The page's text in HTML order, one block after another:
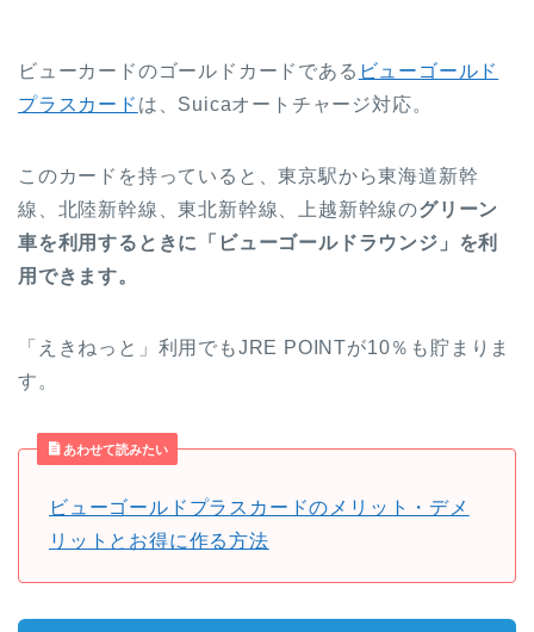
ビューカードのゴールドカードである ビューゴールド
プラスカード は、Suicaオートチャージ対応。
このカードを持っていると、東京駅から東海道新幹
線、北陸新幹線、東北新幹線、上越新幹線のグリーン
車を利用するときに「ビューゴールドラウンジ」を利
用できます。
「えきねっと」利用でもJRE POINTが10％も貯まりま
す。
あわせて読みたい
ビューゴールドプラスカードのメリット・デメ
リットとお得に作る方法